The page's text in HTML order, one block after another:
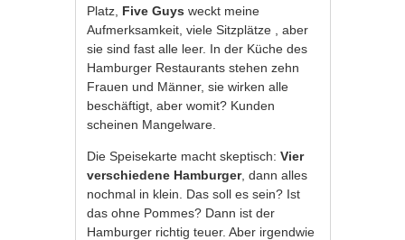
Platz, Five Guys weckt meine
Aufmerksamkeit, viele Sitzplätze , aber
sie sind fast alle leer. In der Küche des
Hamburger Restaurants stehen zehn
Frauen und Männer, sie wirken alle
beschäftigt, aber womit? Kunden
scheinen Mangelware.
Die Speisekarte macht skeptisch:Vier
verschiedene Hamburger, dann alles
nochmal in klein. Das soll es sein? Ist
das ohne Pommes? Dann ist der
Hamburger richtig teuer. Aber irgendwie